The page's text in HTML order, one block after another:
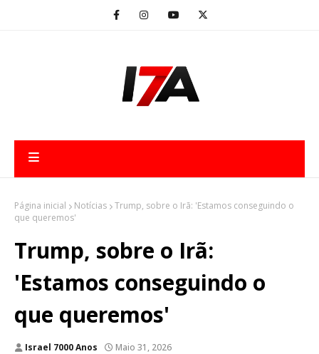
Página inicial Notícias
Trump, sobre o Irã: 'Estamos conseguindo o
que queremos'
Trump, sobre o Irã:
'Estamos conseguindo o
que queremos'
Israel 7000 Anos Maio 31, 2026